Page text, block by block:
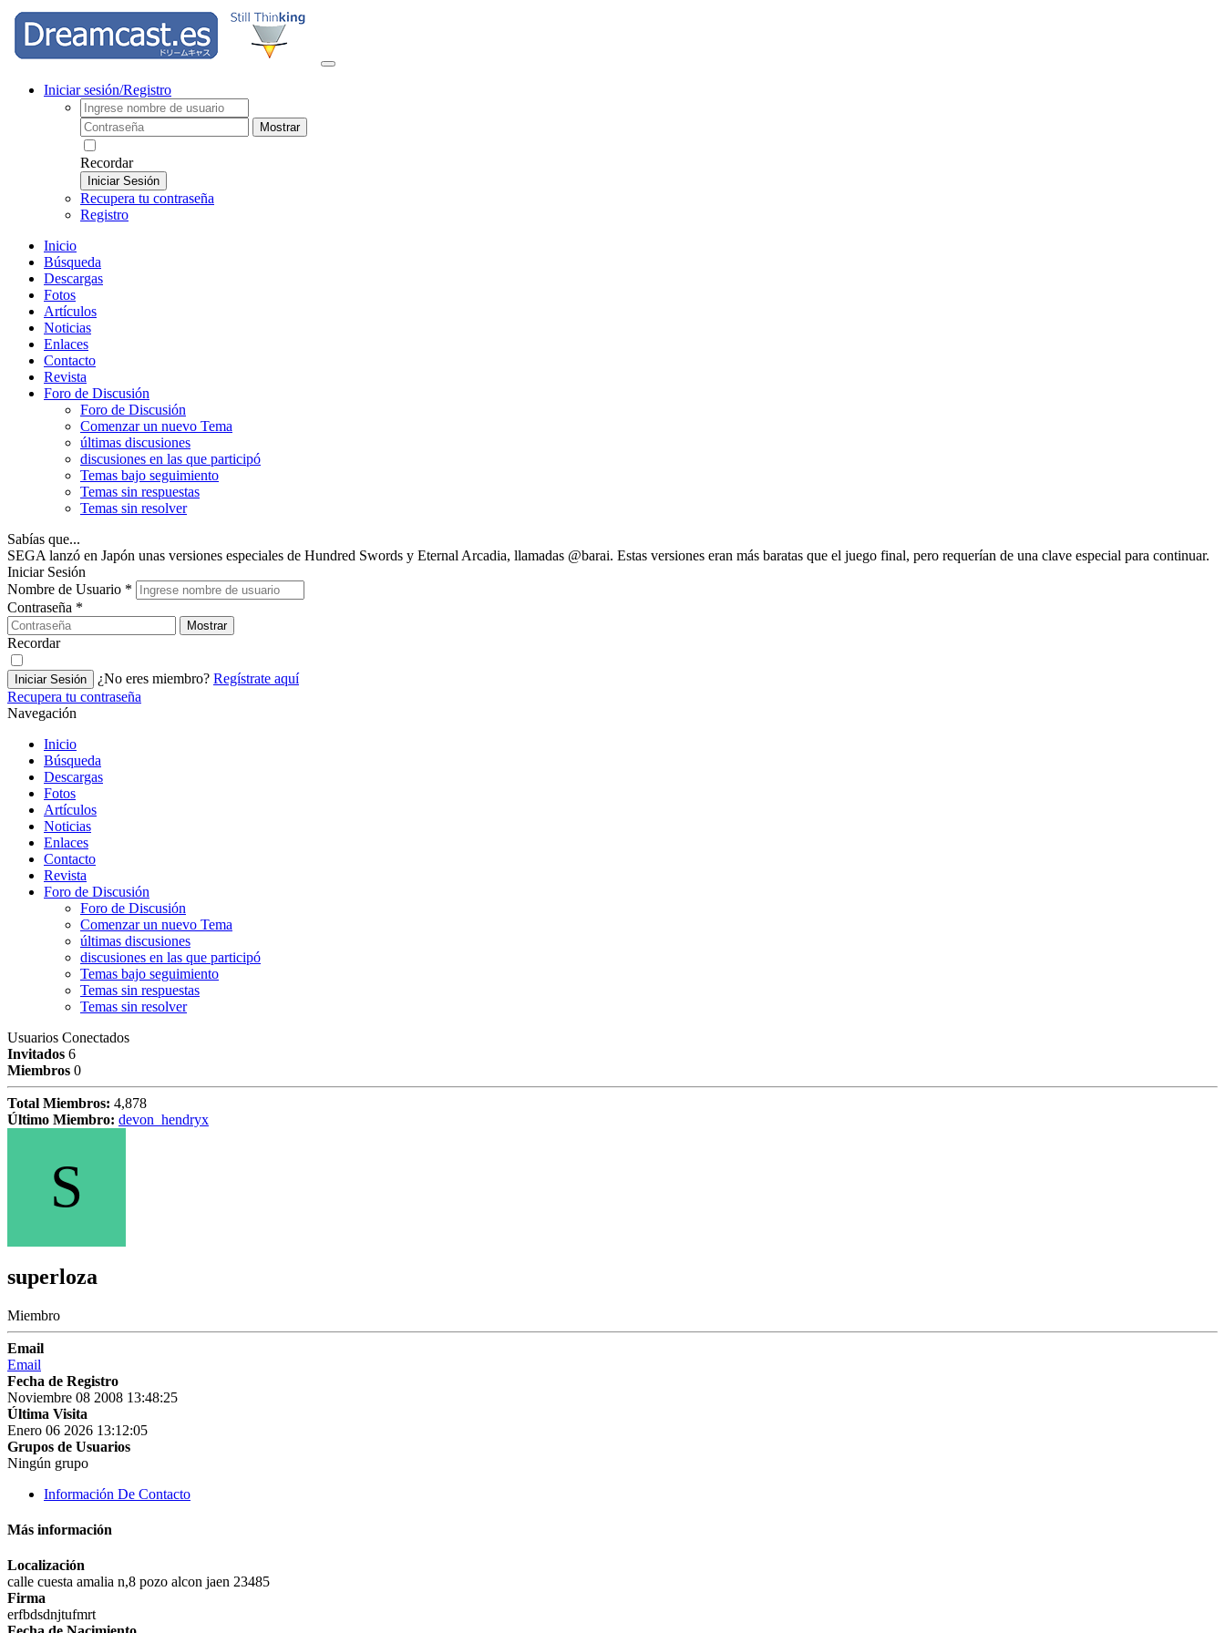
Iniciar sesión/Registro
Mostrar
Recordar
Iniciar Sesión
Recupera tu contraseña
Registro
Inicio
Búsqueda
Descargas
Fotos
Artículos
Noticias
Enlaces
Contacto
Revista
Foro de Discusión
Foro de Discusión
Comenzar un nuevo Tema
últimas discusiones
discusiones en las que participó
Temas bajo seguimiento
Temas sin respuestas
Temas sin resolver
Sabías que...
SEGA lanzó en Japón unas versiones especiales de Hundred Swords y Eternal Arcadia, llamadas @barai. Estas versiones eran más baratas que el juego final, pero requerían de una clave especial para continuar.
Iniciar Sesión
Nombre de Usuario *
Contraseña *
Mostrar
Recordar
Iniciar Sesión ¿No eres miembro? Regístrate aquí
Recupera tu contraseña
Navegación
Inicio
Búsqueda
Descargas
Fotos
Artículos
Noticias
Enlaces
Contacto
Revista
Foro de Discusión
Foro de Discusión
Comenzar un nuevo Tema
últimas discusiones
discusiones en las que participó
Temas bajo seguimiento
Temas sin respuestas
Temas sin resolver
Usuarios Conectados
Invitados 6
Miembros 0
Total Miembros: 4,878
Último Miembro: devon_hendryx
S
superloza
Miembro
Email
Email
Fecha de Registro
Noviembre 08 2008 13:48:25
Última Visita
Enero 06 2026 13:12:05
Grupos de Usuarios
Ningún grupo
Información De Contacto
Más información
Localización
calle cuesta amalia n,8 pozo alcon jaen 23485
Firma
erfbdsdnjtufmrt